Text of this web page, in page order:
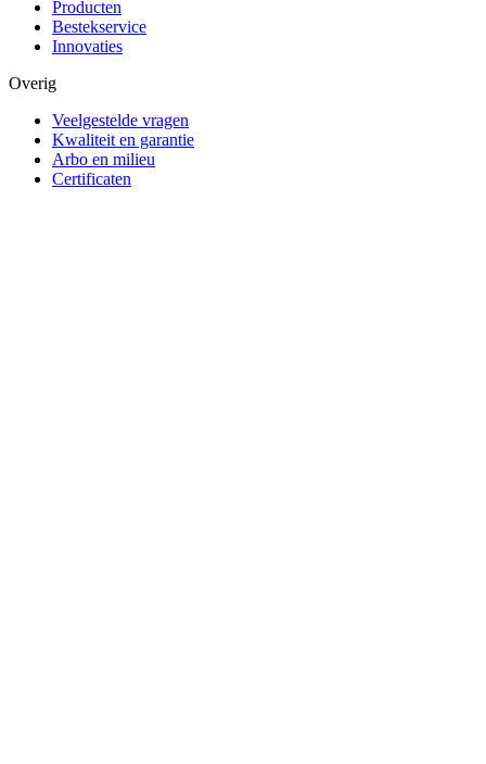
Producten
Bestekservice
Innovaties
Overig
Veelgestelde vragen
Kwaliteit en garantie
Arbo en milieu
Certificaten